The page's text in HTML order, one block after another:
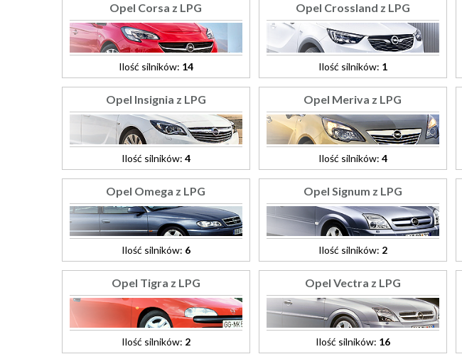
Opel Corsa z LPG
Ilość silników: 14
Opel Crossland z LPG
Ilość silników: 1
Opel Insignia z LPG
Ilość silników: 4
Opel Meriva z LPG
Ilość silników: 4
Opel Omega z LPG
Ilość silników: 6
Opel Signum z LPG
Ilość silników: 2
Opel Tigra z LPG
Ilość silników: 2
Opel Vectra z LPG
Ilość silników: 16